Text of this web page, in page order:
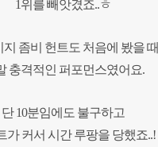
1위를 빼앗겼죠..ㅎ
지 좀비 헌트도 처음에 봤을 때
충격적인 퍼포먼스였어요.
단 10분임에도 불구하고
가 커서 시간 루팡을 당했죠..!